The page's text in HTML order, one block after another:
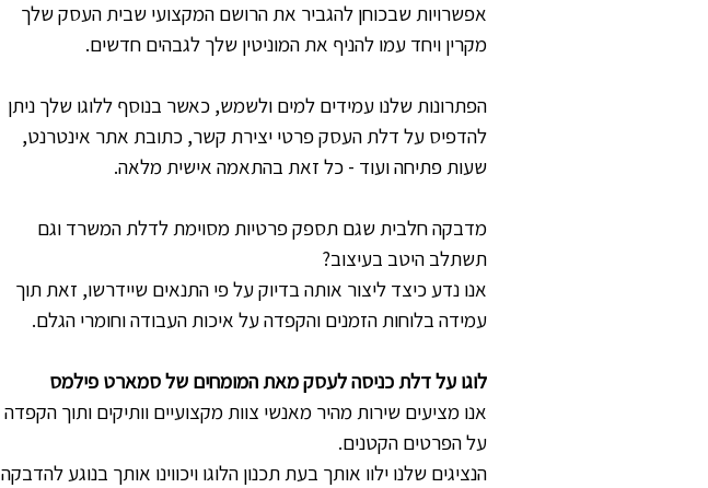
אפשרויות שבכוחן להגביר את הרושם המקצועי שבית העסק שלך
מקרין ויחד עמו להניף את המוניטין שלך לגבהים חדשים.
הפתרונות שלנו עמידים למים ולשמש, כאשר בנוסף ללוגו שלך ניתן
להדפיס על דלת העסק פרטי יצירת קשר, כתובת אתר אינטרנט,
שעות פתיחה ועוד - כל זאת בהתאמה אישית מלאה.
מדבקה חלבית שגם תספק פרטיות מסוימת לדלת המשרד וגם
תשתלב היטב בעיצוב?
אנו נדע כיצד ליצור אותה בדיוק על פי התנאים שיידרשו, זאת תוך
עמידה בלוחות הזמנים והקפדה על איכות העבודה וחומרי הגלם.
לוגו על דלת כניסה לעסק מאת המומחים של סמארט פילמס
אנו מציעים שירות מהיר מאנשי צוות מקצועיים וותיקים ותוך הקפדה
על הפרטים הקטנים.
הנציגים שלנו ילוו אותך בעת תכנון הלוגו ויכווינו אותך בנוגע להדבקה